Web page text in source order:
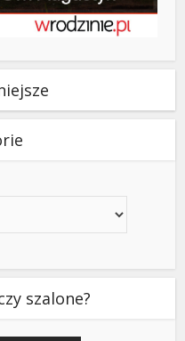
szalone?